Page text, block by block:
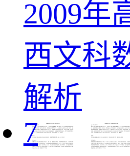
2009年
西文科
解析
7